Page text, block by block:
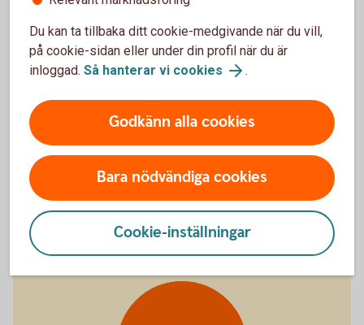
Stäng kort
tillfälligt
Kan ha glömt kortet hemma
Stänga kort tillfälligt
Du kan ta tillbaka ditt cookie-medgivande när du vill,
på cookie-sidan eller under din profil när du är
inloggad. Så hanterar vi cookies .
Godkänn alla cookies
Bara nödvändiga cookies
Cookie-inställningar